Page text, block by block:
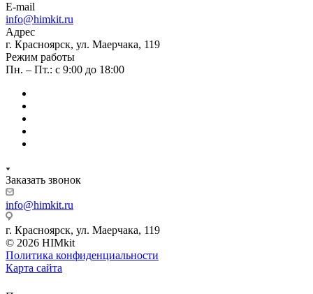
E-mail
info@himkit.ru
Адрес
г. Красноярск, ул. Маерчака, 119
Режим работы
Пн. – Пт.: с 9:00 до 18:00
Заказать звонок
info@himkit.ru
г. Красноярск, ул. Маерчака, 119
© 2026 HIMkit
Политика конфиденциальности
Карта сайта